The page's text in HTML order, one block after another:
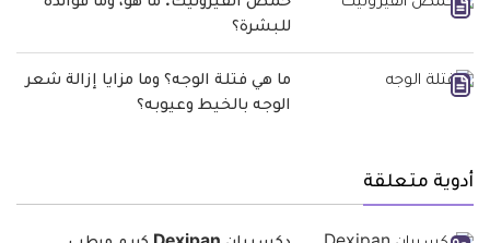
للبشرة؟
ما هي فتلة الوجه؟ وما مزايا إزالة شعر
الوجه بالخيط وعيوبه؟
أدوية متعلقة